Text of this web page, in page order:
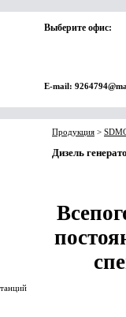
Выберите офис:
E-mail:
Продукция >
Дизель